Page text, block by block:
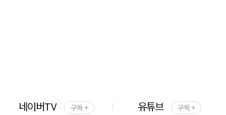
네이버TV 구독 + 유튜브 구독 +